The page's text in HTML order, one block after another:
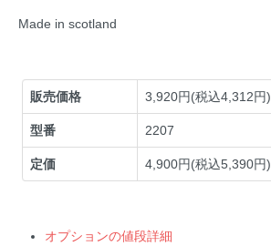
Made in scotland
販売価格 3,920円(税込4,312円)
型番 2207
定価 4,900円(税込5,390円)
オプションの値段詳細